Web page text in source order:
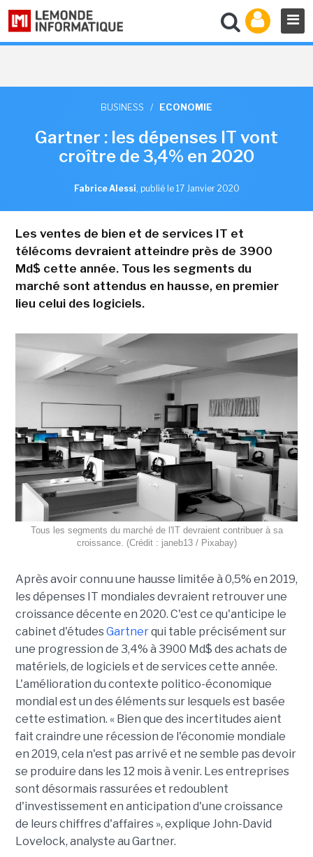
BUSINESS / ECONOMIE
Gartner : les dépenses IT vont
croître de 3,4% en 2020
Fabrice Alessi, publié le 17 Janvier 2020
Les ventes de bien et de services IT et
télécoms devraient atteindre près de 3900
Md$ cette année. Tous les segments du
marché sont attendus en hausse, en premier
lieu celui des logiciels.
Tous les segments du marché de l'IT devraient contribuer à sa
croissance. (Crédit : janeb13 / Pixabay)
Après avoir connu une hausse limitée à 0,5% en 2019,
les dépenses IT mondiales devraient retrouver une
croissance décente en 2020. C'est ce qu'anticipe le
cabinet d'étudesGartnerqui table précisément sur
une progression de 3,4% à 3900 Md$ des achats de
matériels, de logiciels et de services cette année.
L'amélioration du contexte politico-économique
mondial est un des éléments sur lesquels est basée
cette estimation. « Bien que des incertitudes aient
fait craindre une récession de l'économie mondiale
en 2019, cela n'est pas arrivé et ne semble pas devoir
se produire dans les 12 mois à venir. Les entreprises
sont désormais rassurées et redoublent
d'investissement en anticipation d'une croissance
de leurs chiffres d'affaires », explique John-David
Lovelock, analyste au Gartner.